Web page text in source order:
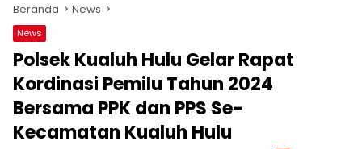
Beranda News
News
Polsek Kualuh Hulu Gelar Rapat
Kordinasi Pemilu Tahun 2024
Bersama PPK dan PPS Se-
Kecamatan Kualuh Hulu